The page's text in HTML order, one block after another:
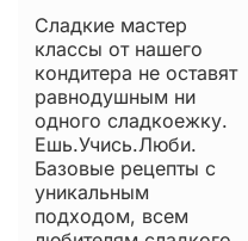
Сладкие мастер
классы от нашего
кондитера не оставят
равнодушным ни
одного сладкоежку.
Ешь.Учись.Люби.
Базовые рецепты с
уникальным
подходом, всем